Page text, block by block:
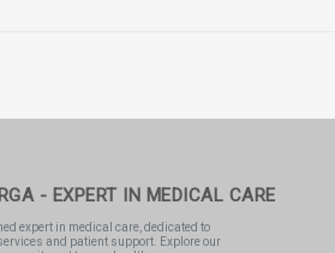
- EXPERT IN MEDICAL CARE
expert in medical care, dedicated to
and patient support. Explore our